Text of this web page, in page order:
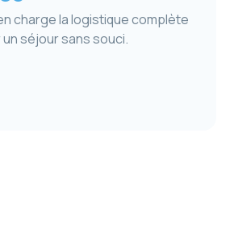
charge la logistique complète
séjour sans souci.